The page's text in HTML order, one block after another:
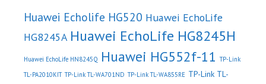
Huawei Echolife HG520 Huawei EchoLife
HG8245A Huawei EchoLife HG8245H
Huawei EchoLife HN8245Q Huawei HG552f-11 TP-Link
TL-PA2010KIT TP-Link TL-WA701ND TP-Link TL-WA855RE TP-Link TL-